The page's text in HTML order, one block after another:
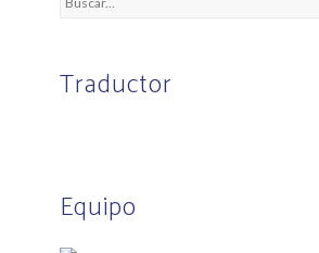
Traductor
Equipo